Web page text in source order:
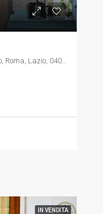
IN VENDITA